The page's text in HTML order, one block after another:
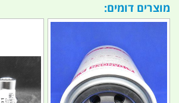
מוצרים דומים: